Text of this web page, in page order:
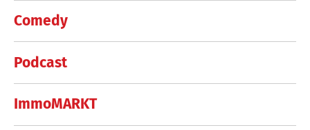
Comedy
Podcast
ImmoMARKT